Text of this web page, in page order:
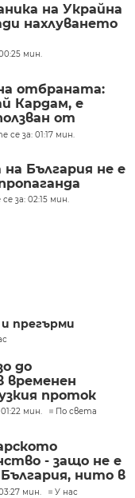
на Украйна
нахлуването
мин.
отбраната:
Кардам, е
от
се за: 01:17 мин.
България не е
за: 02:15 мин.
прегърми
до
временен
проток
мин. По света
- защо не е
нито в
мин. У нас